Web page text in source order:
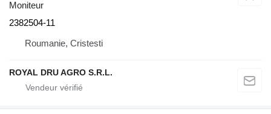
Moniteur
2382504-11
Roumanie, Cristesti
ROYAL DRU AGRO S.R.L.